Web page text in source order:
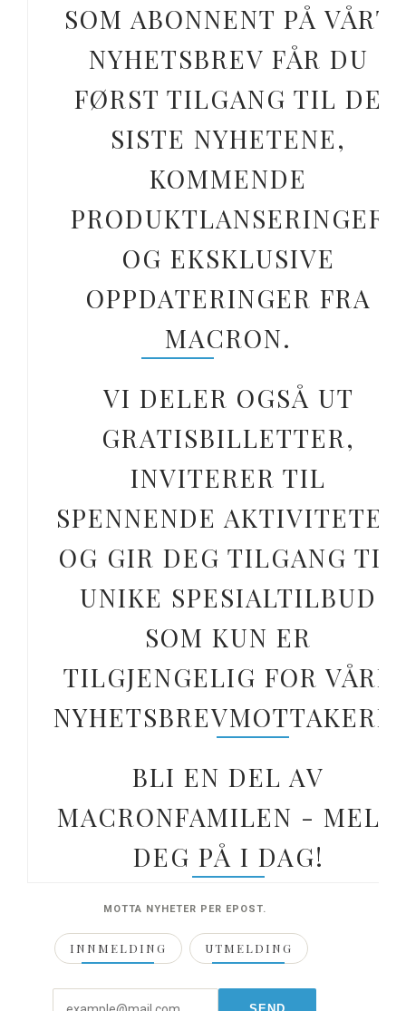
SOM ABONNENT PÅ VÅRT
NYHETSBREV FÅR DU
FØRST TILGANG TIL DE
SISTE NYHETENE,
KOMMENDE
PRODUKTLANSERINGER
OG EKSKLUSIVE
OPPDATERINGER FRA
MACRON.
VI DELER OGSÅ UT
GRATISBILLETTER,
INVITERER TIL
SPENNENDE AKTIVITETER
OG GIR DEG TILGANG TIL
UNIKE SPESIALTILBUD
SOM KUN ER
TILGJENGELIG FOR VÅRE
NYHETSBREVMOTTAKERE.
BLI EN DEL AV
MACRONFAMILEN - MELD
DEG PÅ I DAG!
MOTTA NYHETER PER EPOST.
INNMELDING UTMELDING